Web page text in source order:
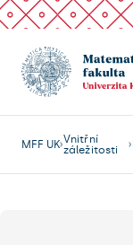
MFF UK Vnitřní
záležitosti